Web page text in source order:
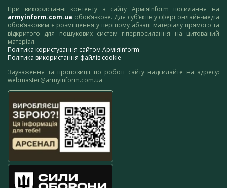
При використанні контенту з сайту АрміяInform посилання на
armyinform.com.ua обов’язкове. Для суб’єктів у сфері онлайн-медіа
обов’язковим є розміщення у першому абзаці матеріалу прямого та
відкритого для пошукових систем гіперпосилання на цитований
матеріал.
Політика користування сайтом АрміяInform
Політика використання файлів cookie
Зауваження та пропозиції по роботі сайту надсилайте на адресу:
webmaster@armyinform.com.ua